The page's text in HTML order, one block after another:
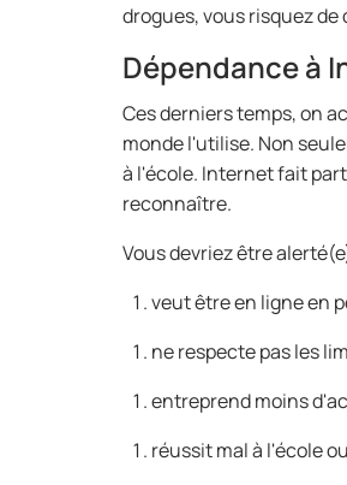
drogues, vous risquez
Dépendance à
Ces derniers temps, on
monde l'utilise. Non
à l'école. Internet fait
reconnaître.
Vous devriez être
veut être en ligne en
ne respecte pas les
entreprend moins
réussit mal à l'école